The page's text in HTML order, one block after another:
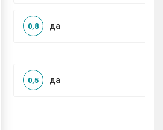
да
0,8
да
0,5